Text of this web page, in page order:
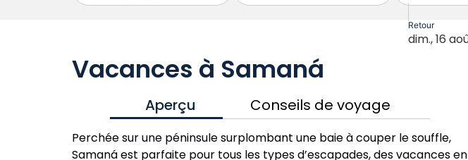
Vacances à Samaná
Aperçu Conseils de voyage
Perchée sur une péninsule surplombant une baie à couper le souffle,
Samaná est parfaite pour tous les types d’escapades, des vacances en